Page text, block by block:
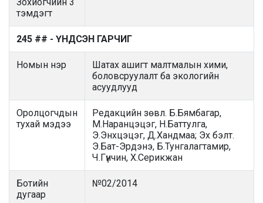
тэмдэгт
245 ## - ҮНДСЭН ГАРЧИГ
Номын нэр
Шатах ашигт малтмалын хими,
боловсруулалт ба экологийн
асуудлууд
Оролцогчдын
тухай мэдээ
Редакцийн зөвл. Б.Бямбагар,
М.Наранцэцэг, Н.Баттулга,
Э.Энхцэцэг, Д.Хандмаа; Эх бэлт.
Э.Бат-Эрдэнэ, Б.Тунгалагтамир,
Ч.Гүнчин, Х.Серикжан
Ботийн
дугаар
№02/2014